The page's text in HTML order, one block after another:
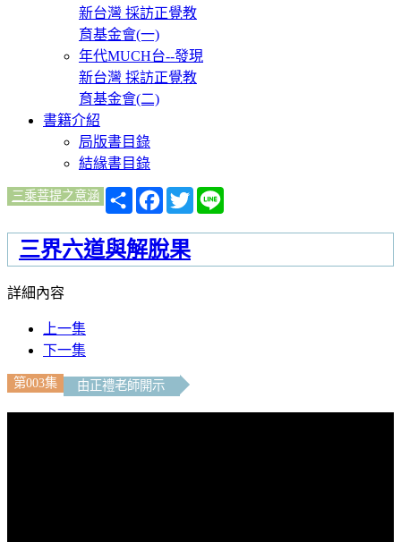
新台灣 採訪正覺教
育基金會(一)
年代MUCH台--發現
新台灣 採訪正覺教
育基金會(二)
書籍介紹
局版書目錄
結緣書目錄
三乘菩提之意涵
分
享
Facebook
Twitter
三界六道與解脫果
詳細內容
上一集
下一集
第003集 由正禮老師開示